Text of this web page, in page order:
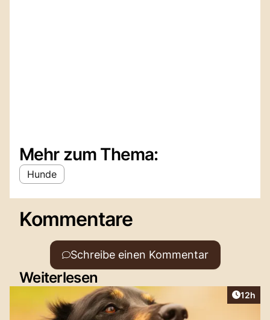
Mehr zum Thema:
Hunde
Kommentare
Schreibe einen Kommentar
Weiterlesen
Artikel
12h